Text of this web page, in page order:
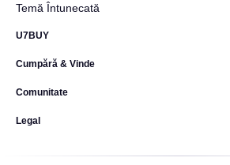
Temă Întunecată
U7BUY
Cumpără & Vinde
Comunitate
Legal